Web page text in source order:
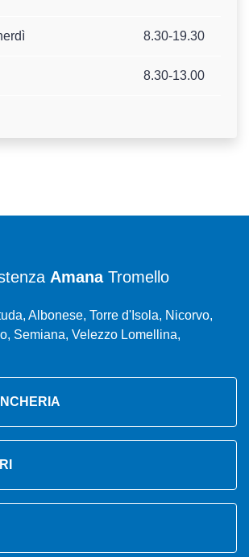
8.30-19.30
8.30-13.00
AmanaTromello
Albonese, Torre d'Isola, Nicorvo,
Semiana, Velezzo Lomellina,